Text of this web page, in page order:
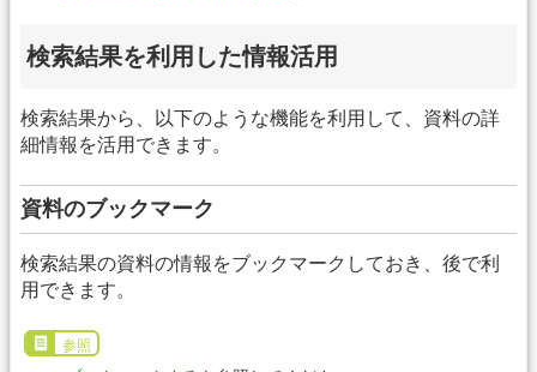
検索結果を利用した情報活用
検索結果から、以下のような機能を利用して、資料の詳
細情報を活用できます。
資料のブックマーク
検索結果の資料の情報をブックマークしておき、後で利
用できます。
参照